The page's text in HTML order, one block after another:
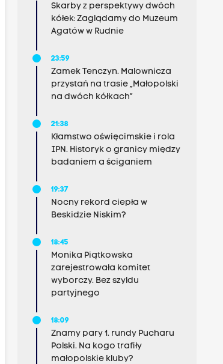
Skarby z perspektywy dwóch
kółek: Zaglądamy do Muzeum
Agatów w Rudnie
23:59
Zamek Tenczyn. Malownicza
przystań na trasie „Małopolski
na dwóch kółkach”
21:38
Kłamstwo oświęcimskie i rola
IPN. Historyk o granicy między
badaniem a ściganiem
19:37
Nocny rekord ciepła w
Beskidzie Niskim?
18:45
Monika Piątkowska
zarejestrowała komitet
wyborczy. Bez szyldu
partyjnego
18:09
Znamy pary 1. rundy Pucharu
Polski. Na kogo trafiły
małopolskie kluby?